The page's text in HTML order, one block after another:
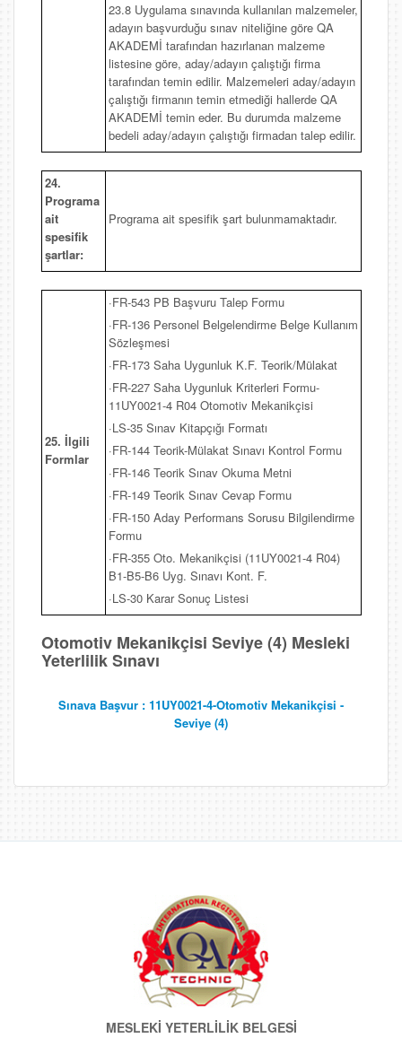
23.8 Uygulama sınavında kullanılan malzemeler,
adayın başvurduğu sınav niteliğine göre QA
AKADEMİ tarafından hazırlanan malzeme
listesine göre, aday/adayın çalıştığı firma
tarafından temin edilir. Malzemeleri aday/adayın
çalıştığı firmanın temin etmediği hallerde QA
AKADEMİ temin eder. Bu durumda malzeme
bedeli aday/adayın çalıştığı firmadan talep edilir.
24.
Programa
ait
spesifik
şartlar:
Programa ait spesifik şart bulunmamaktadır.
25. İlgili
Formlar
·FR-543 PB Başvuru Talep Formu
·FR-136 Personel Belgelendirme Belge Kullanım
Sözleşmesi
·FR-173 Saha Uygunluk K.F. Teorik/Mülakat
·FR-227 Saha Uygunluk Kriterleri Formu-
11UY0021-4 R04 Otomotiv Mekanikçisi
·LS-35 Sınav Kitapçığı Formatı
·FR-144 Teorik-Mülakat Sınavı Kontrol Formu
·FR-146 Teorik Sınav Okuma Metni
·FR-149 Teorik Sınav Cevap Formu
·FR-150 Aday Performans Sorusu Bilgilendirme
Formu
·FR-355 Oto. Mekanikçisi (11UY0021-4 R04)
B1-B5-B6 Uyg. Sınavı Kont. F.
·LS-30 Karar Sonuç Listesi
Otomotiv Mekanikçisi Seviye (4) Mesleki
Yeterlilik Sınavı
Sınava Başvur : 11UY0021-4-Otomotiv Mekanikçisi -
Seviye (4)
MESLEKİ YETERLİLİK BELGESİ